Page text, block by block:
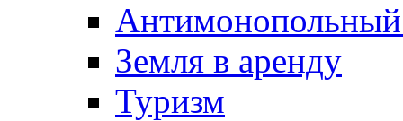
Антимонопольный
Земля в аренду
Туризм